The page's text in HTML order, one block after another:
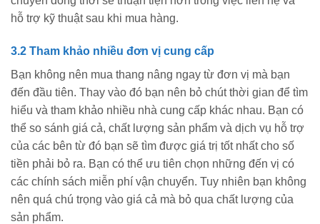
hỗ trợ kỹ thuật sau khi mua hàng.
3.2 Tham khảo nhiều đơn vị cung cấp
Bạn không nên mua thang nâng ngay từ đơn vị mà bạn
đến đầu tiên. Thay vào đó bạn nên bỏ chút thời gian để tìm
hiểu và tham khảo nhiều nhà cung cấp khác nhau. Bạn có
thể so sánh giá cả, chất lượng sản phẩm và dịch vụ hỗ trợ
của các bên từ đó bạn sẽ tìm được giá trị tốt nhất cho số
tiền phải bỏ ra. Bạn có thể ưu tiên chọn những đến vị có
các chính sách miễn phí vận chuyển. Tuy nhiên bạn không
nên quá chú trọng vào giá cả mà bỏ qua chất lượng của
sản phẩm.